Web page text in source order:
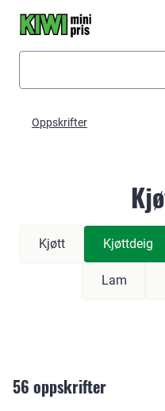
Oppskrifter
Kjøtt Kjøttdeig
Lam
56 oppskrifter